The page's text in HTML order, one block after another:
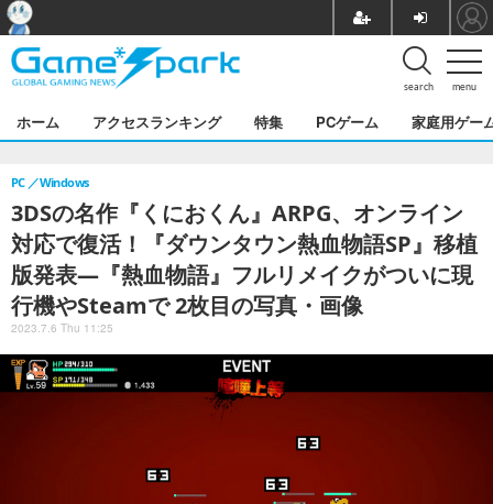
menu
search
ホーム アクセスランキング 特集 PCゲーム 家庭用ゲー
3DSの名作『くにおくん』ARPG、オンライン
対応で復活！『ダウンタウン熱血物語SP』移植
版発表―『熱血物語』フルリメイクがついに現
行機やSteamで 2枚目の写真・画像
PC Windows
2023.7.6 Thu 11:25